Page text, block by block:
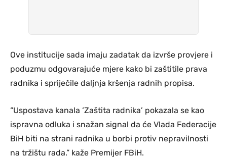
Ove institucije sada imaju zadatak da izvrše provjere i
poduzmu odgovarajuće mjere kako bi zaštitile prava
radnika i spriječile daljnja kršenja radnih propisa.
“Uspostava kanala ‘Zaštita radnika’ pokazala se kao
ispravna odluka i snažan signal da će Vlada Federacije
BiH biti na strani radnika u borbi protiv nepravilnosti
na tržištu rada.” kaže Premijer FBiH.